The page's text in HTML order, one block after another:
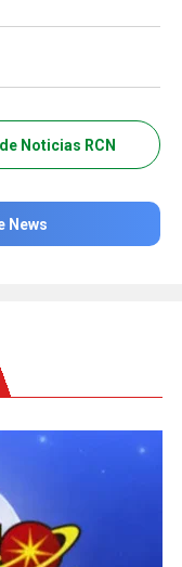
Noticias RCN
News